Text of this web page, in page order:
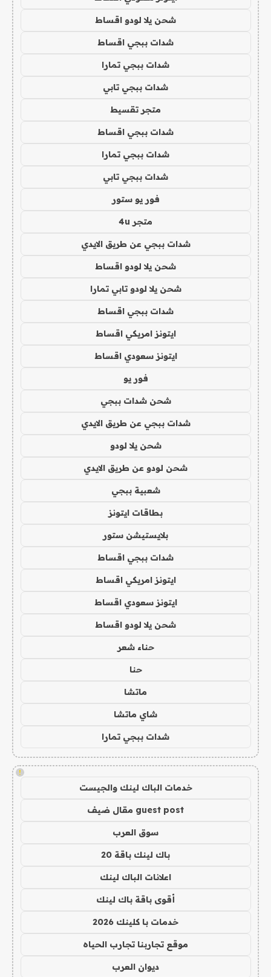
شحن يلا لودو اقساط
شدات ببجي اقساط
شدات ببجي تمارا
شدات ببجي تابي
متجر تقسيط
شدات ببجي اقساط
شدات ببجي تمارا
شدات ببجي تابي
فور يو ستور
متجر 4u
شدات ببجي عن طريق الايدي
شحن يلا لودو اقساط
شحن يلا لودو تابي تمارا
شدات ببجي اقساط
ايتونز امريكي اقساط
ايتونز سعودي اقساط
فور يو
شحن شدات ببجي
شدات ببجي عن طريق الايدي
شحن يلا لودو
شحن لودو عن طريق الايدي
شعبية ببجي
بطاقات ايتونز
بلايستيشن ستور
شدات ببجي اقساط
ايتونز امريكي اقساط
ايتونز سعودي اقساط
شحن يلا لودو اقساط
حناء شعر
حنا
ماتشا
شاي ماتشا
شدات ببجي تمارا
!
خدمات الباك لينك والجيست
guest post مقال ضيف
سوق العرب
باك لينك باقة 20
اعلانات الباك لينك
أقوى باقة باك لينك
خدمات با كلينك 2026
موقع تجاربنا تجارب الحياه
ديوان العرب